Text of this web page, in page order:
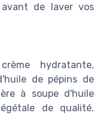
de laver vos
hydratante,
de pépins de
à soupe d'huile
de qualité.